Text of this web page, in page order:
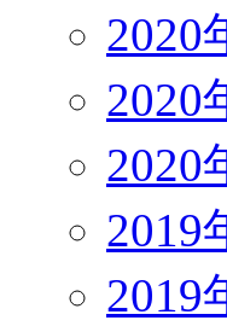
2020
2020
2020
2019
2019